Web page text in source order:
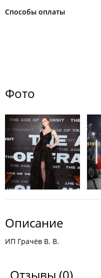
Способы оплаты
Фото
Описание
ИП Грачёв В. В.